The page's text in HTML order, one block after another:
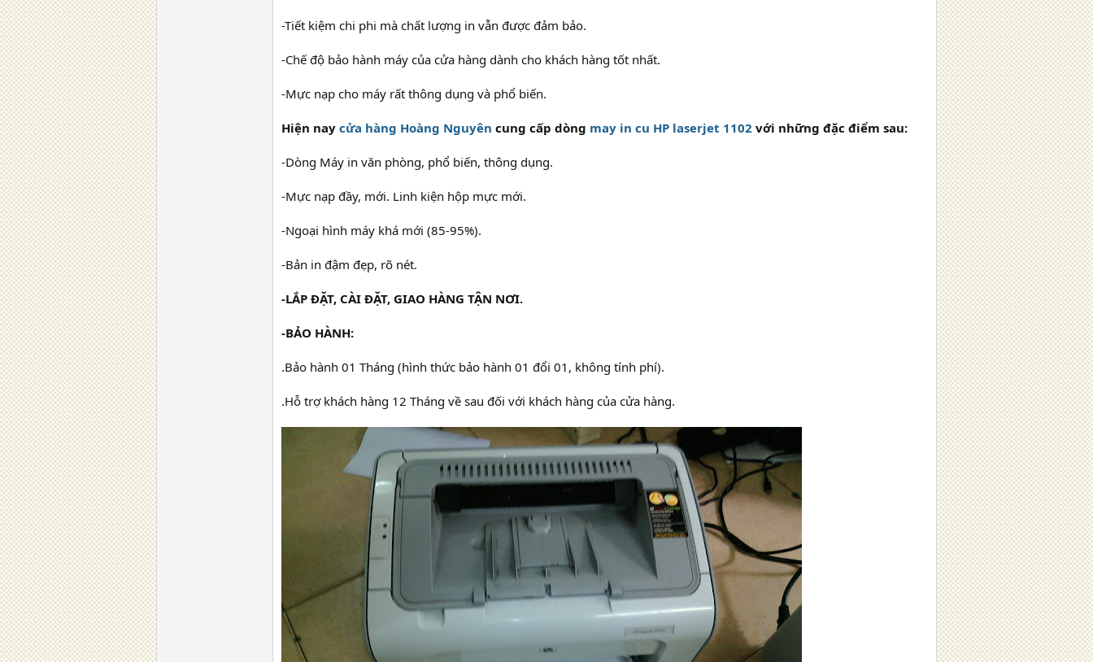
-Tiết kiệm chi phi mà chất lượng in vẫn được đảm bảo.
-Chế độ bảo hành máy của cửa hàng dành cho khách hàng tốt nhất.
-Mực nạp cho máy rất thông dụng và phổ biến.
Hiện nay cửa hàng Hoàng Nguyên cung cấp dòng may in cu HP laserjet 1102 với những đặc điểm sau:
-Dòng Máy in văn phòng, phổ biến, thông dụng.
-Mực nạp đầy, mới. Linh kiện hộp mực mới.
-Ngoại hình máy khá mới (85-95%).
-Bản in đậm đẹp, rõ nét.
-LẮP ĐẶT, CÀI ĐẶT, GIAO HÀNG TẬN NƠI.
-BẢO HÀNH:
.Bảo hành 01 Tháng (hình thức bảo hành 01 đổi 01, không tính phí).
.Hỗ trợ khách hàng 12 Tháng về sau đối với khách hàng của cửa hàng.